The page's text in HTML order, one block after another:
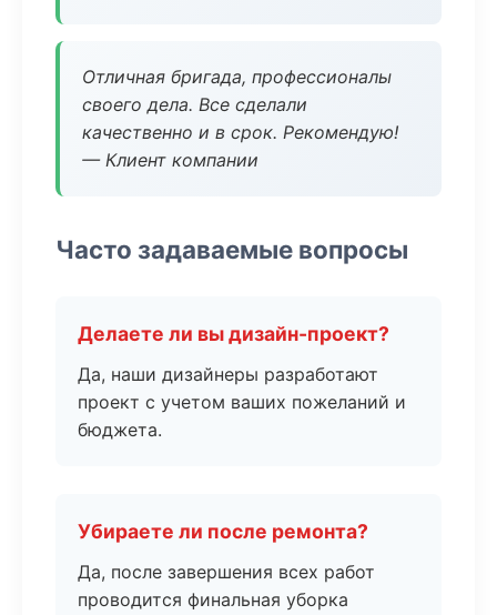
Отличная бригада, профессионалы
своего дела. Все сделали
качественно и в срок. Рекомендую!
— Клиент компании
Часто задаваемые вопросы
Делаете ли вы дизайн-проект?
Да, наши дизайнеры разработают
проект с учетом ваших пожеланий и
бюджета.
Убираете ли после ремонта?
Да, после завершения всех работ
проводится финальная уборка